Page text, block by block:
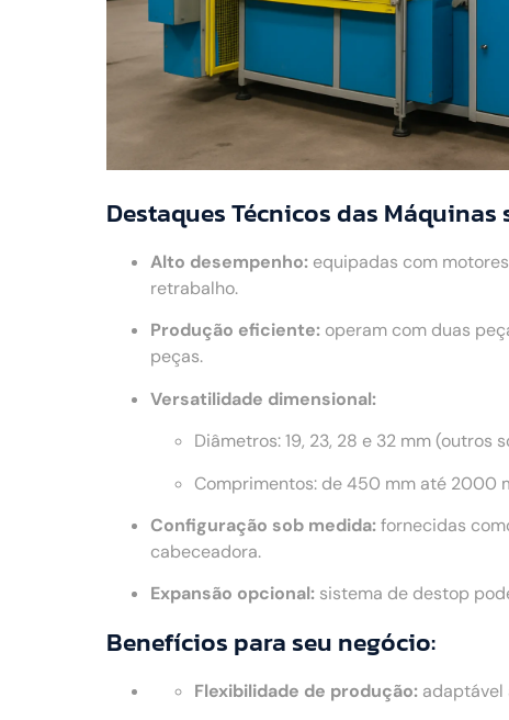
Destaques Técnicos das
Alto desempenho: equipadas com
retrabalho.
Produção eficiente: operam com duas
peças.
Versatilidade dimensional:
Diâmetros: 19, 23, 28 e 32 mm (outros
Comprimentos: de 450 mm até 2000
Configuração sob medida:fornecidas
cabeceadora.
Expansão opcional: sistema de destop
Benefícios para seu negócio:
Flexibilidade de produção: adaptável